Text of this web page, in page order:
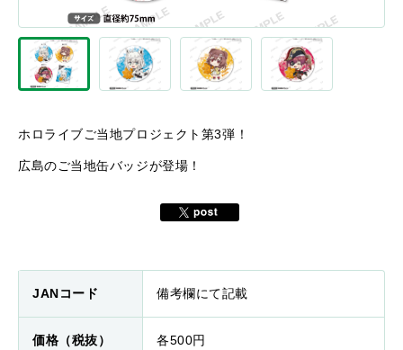
ホロライブご当地プロジェクト第3弾！
広島のご当地缶バッジが登場！
JANコード 備考欄にて記載
価格（税抜） 各500円